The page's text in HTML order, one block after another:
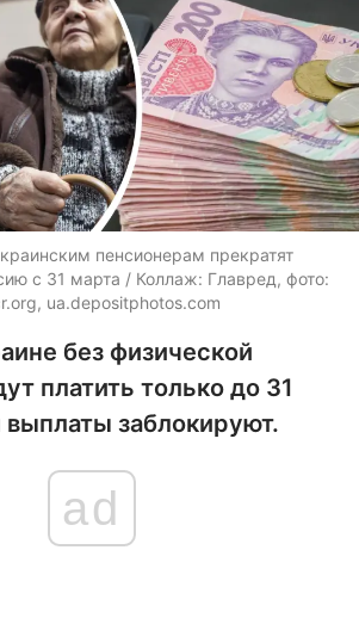
пенсионерам прекратят
с 31 марта / Коллаж: Главред, фото:
ua.depositphotos.com
без физической
платить только до 31
заблокируют.
ad